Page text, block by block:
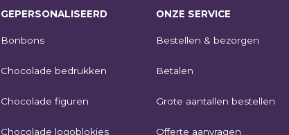
GEPERSONALISEERD
Bonbons
Chocolade bedrukken
Chocolade figuren
Chocolade logoblokjes
ONZE SERVICE
Bestellen & bezorgen
Betalen
Grote aantallen bestellen
Offerte aanvragen